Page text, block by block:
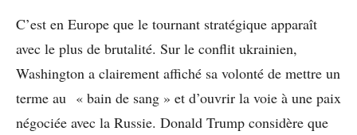
C’est en Europe que le tournant stratégique apparaît
avec le plus de brutalité. Sur le conflit ukrainien,
Washington a clairement affiché sa volonté de mettre un
terme au « bain de sang » et d’ouvrir la voie à une paix
négociée avec la Russie. Donald Trump considère que